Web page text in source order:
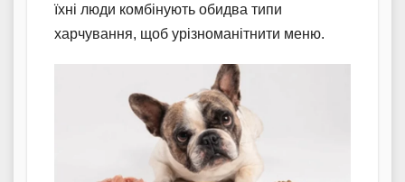
їхні люди комбінують обидва типи
харчування, щоб урізноманітнити меню.